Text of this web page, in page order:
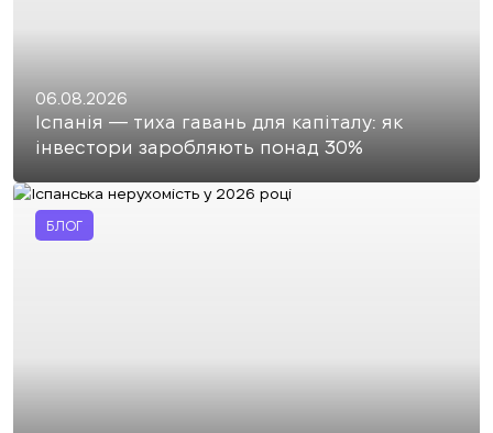
06.08.2026
Іспанія — тиха гавань для капіталу: як
інвестори заробляють понад 30%
БЛОГ